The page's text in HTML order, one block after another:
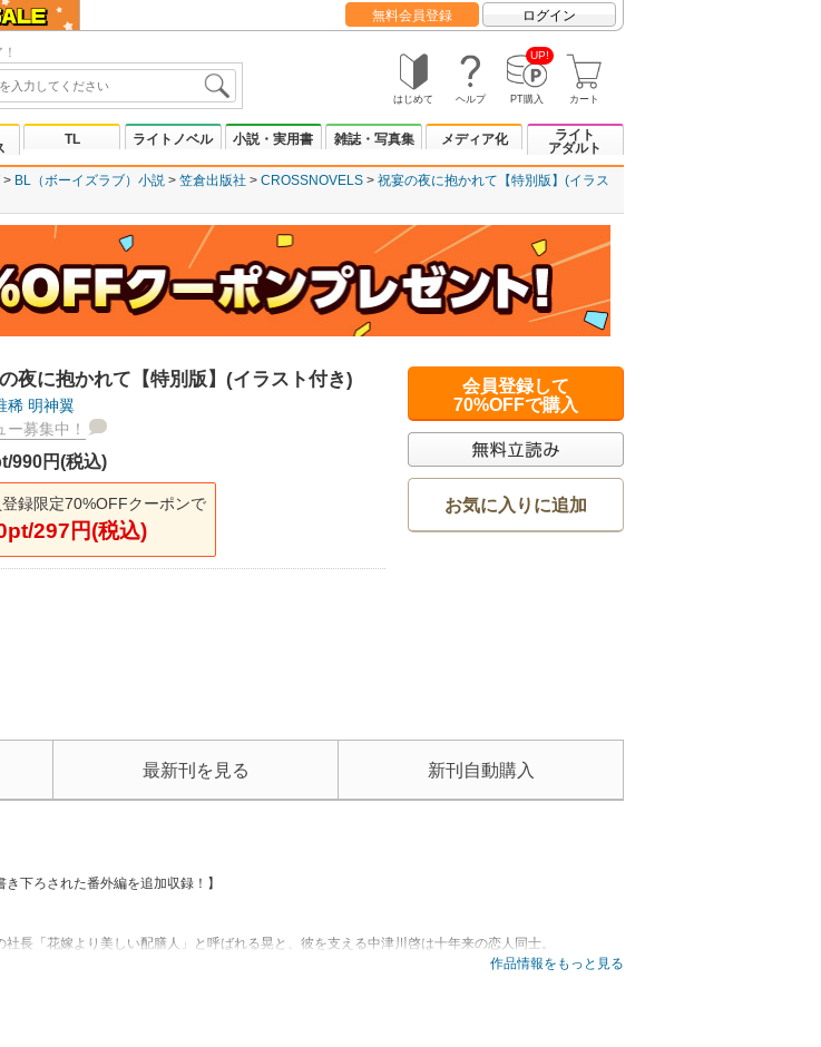
無料会員登録 ログイン
はじめて ヘルプ
UP!
PT購入 カート
TL ライトノベル 小説・実用書 雑誌・写真集 メディア化
ライト
アダルト
BL（ボーイズラブ）小説 笠倉出版社 CROSSNOVELS
祝宴の夜に抱かれて【特別版】(イラス
夜に抱かれて【特別版】(イラスト付き)
稀 明神翼
ー募集中！
990円(税込)
録限定70%OFFクーポンで
297円(税込)
会員登録して
70%OFFで購入
お気に入りに追加
最新刊を見る 新刊自動購入
下ろされた番外編を追加収録！】
長「花嫁より美しい配膳人」と呼ばれる晃と、彼を支える中津川啓は十年来の恋人同士。
人だが、馴れ初めは知られていない。ある日、周囲からねだられついに明かされて…！？
まで楽しめる、香山配膳シリーズ第10弾！
作品情報をもっと見る